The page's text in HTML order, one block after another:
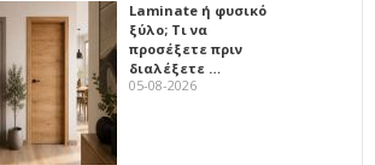
Laminate ή φυσικό
ξύλο; Τι να
προσέξετε πριν
διαλέξετε …
05-08-2026